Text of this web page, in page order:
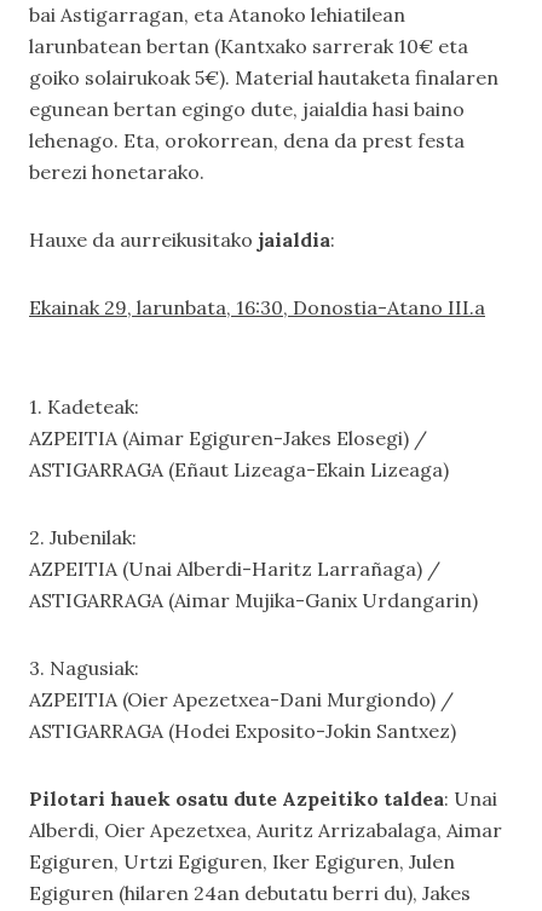
bai Astigarragan, eta Atanoko lehiatilean
larunbatean bertan (Kantxako sarrerak 10€ eta
goiko solairukoak 5€). Material hautaketa finalaren
egunean bertan egingo dute, jaialdia hasi baino
lehenago. Eta, orokorrean, dena da prest festa
berezi honetarako.
Hauxe da aurreikusitako jaialdia:
Ekainak 29, larunbata, 16:30, Donostia-Atano III.a
1. Kadeteak:
AZPEITIA (Aimar Egiguren-Jakes Elosegi) /
ASTIGARRAGA (Eñaut Lizeaga-Ekain Lizeaga)
2. Jubenilak:
AZPEITIA (Unai Alberdi-Haritz Larrañaga) /
ASTIGARRAGA (Aimar Mujika-Ganix Urdangarin)
3. Nagusiak:
AZPEITIA (Oier Apezetxea-Dani Murgiondo) /
ASTIGARRAGA (Hodei Exposito-Jokin Santxez)
Pilotari hauek osatu dute Azpeitiko taldea: Unai
Alberdi, Oier Apezetxea, Auritz Arrizabalaga, Aimar
Egiguren, Urtzi Egiguren, Iker Egiguren, Julen
Egiguren (hilaren 24an debutatu berri du), Jakes